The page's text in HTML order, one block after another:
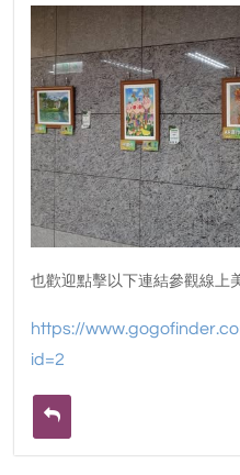
也歡迎點擊以下連結參觀線上
https://
id=2